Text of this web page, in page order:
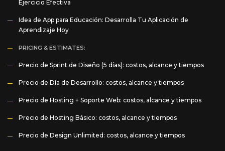
Ejercicio Efectiva
Idea de App para Educación: Desarrolla Tu Aplicación de
Aprendizaje Hoy
PRICING & ESTIMATES:
Precio de Sprint de Diseño (5 días): costos, alcance y tiempos
Precio de Día de Desarrollo: costos, alcance y tiempos
Precio de Hosting + Soporte Web: costos, alcance y tiempos
Precio de Hosting Básico: costos, alcance y tiempos
Precio de Design Unlimited: costos, alcance y tiempos